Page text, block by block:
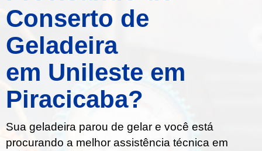
Conserto de
Geladeira
em Unileste em
Piracicaba?
Sua geladeira parou de gelar e você está
procurando a melhor assistência técnica em